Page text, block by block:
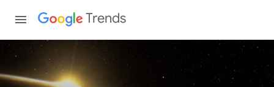
Trends